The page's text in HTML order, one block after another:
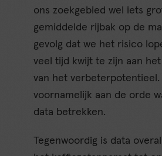
ons zoekgebied wel iets
gemiddelde rijbak op de
gevolg dat we het risico
veel tijd kwijt te zijn aan
van het verbeterpotentieel.
voornamelijk aan de orde
data betrekken.
Tegenwoordig is data